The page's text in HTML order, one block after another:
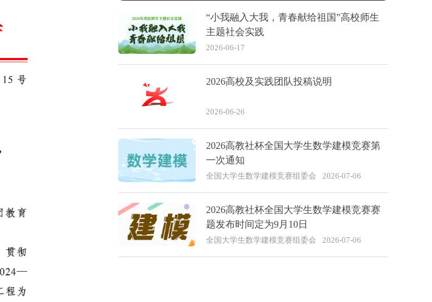
“小我融入大我，青春献给祖国”高校师生
主题社会实践
2026-06-17
2026高校及实践团队投稿说明
2026-06-26
2026高教社杯全国大学生数学建模竞赛第
一次通知
全国大学生数学建模竞赛组委会 2026-07-06
2026高教社杯全国大学生数学建模竞赛赛
题发布时间定为9月10日
全国大学生数学建模竞赛组委会 2026-07-06